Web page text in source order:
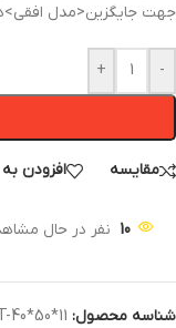
جهت جایگزین<مدل
-
+
مقایسه افزودن
10 نفر در حال
شناسه محصول: 40*50*11